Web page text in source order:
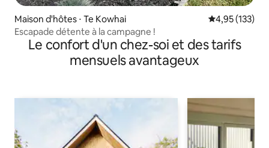
Maison d'hôtes ⋅ Te Kowhai Évaluation
4,95 (133)
Escapade détente à la campagne !
Le confort d'un chez-soi et des tarifs
mensuels avantageux